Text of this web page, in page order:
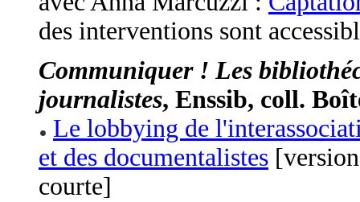
des interventions sont
Communiquer ! Les
journalistes, Enssib, coll.
Le lobbying de
et des documentalistes
courte]